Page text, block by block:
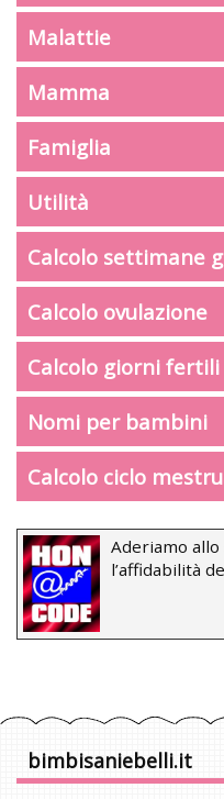
Malattie
Mamma
Famiglia
Utilità
Calcolo settimane
Calcolo ovulazione
Calcolo giorni fertili
Nomi per bambini
Calcolo ciclo
Aderiamo
l’affidabilità
bimbisaniebelli.it